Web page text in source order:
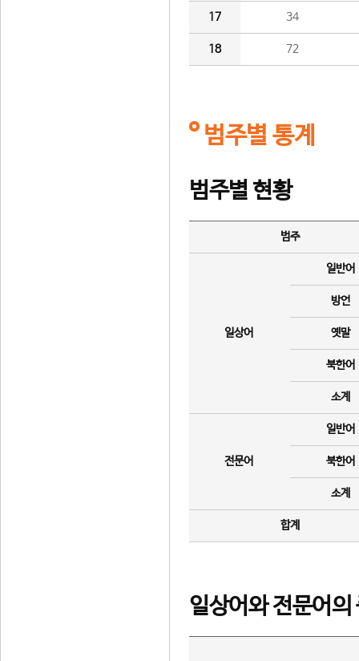
17 34
18 72
범주별 통계
범주별 현황
범주
일상어
일반어
방언
옛말
북한어
소계
전문어
일반어
북한어
소계
합계
일상어와 전문어의